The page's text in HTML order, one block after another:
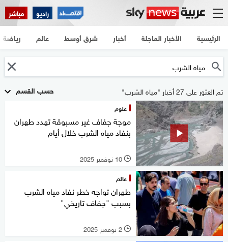
راديو مباشر
الرئيسية الأخبار العاجلة أخبار شرق أوسط عالم رياضة
حسب القسم تم العثور على 27 أخبار "مياه الشرب"
علوم
موجة جفاف غير مسبوقة تهدد طهران
بنفاد مياه الشرب خلال أيام
l 10 نوفمبر 2025
عالم
طهران تواجه خطر نفاد مياه الشرب
بسبب "جفاف تاريخي"
l 2 نوفمبر 2025